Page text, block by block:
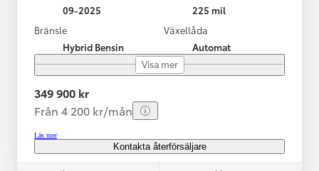
09-2025
225 mil
Bränsle
Hybrid Bensin
Växellåda
Automat
Visa mer
349 900 kr
Från 4 200 kr/mån
Läs mer
Kontakta återförsäljare